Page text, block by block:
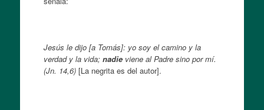
Jesús le dijo [a Tomás]: yo soy el camino y la
verdad y la vida; nadie viene al Padre sino por mí.
(Jn. 14,6) [La negrita es del autor].